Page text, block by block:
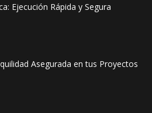
Ejecución Rápida y Segura
Asegurada en tus Proyectos